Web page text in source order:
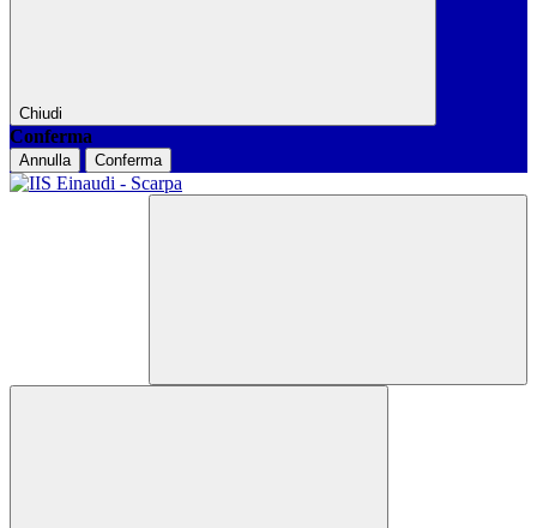
Chiudi
Conferma
Annulla Conferma